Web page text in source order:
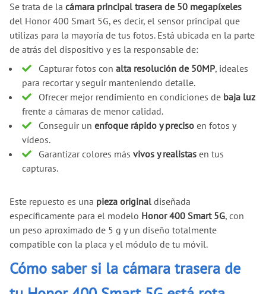
Se trata de la cámara principal trasera de 50 megapíxeles
del Honor 400 Smart 5G, es decir, el sensor principal que
utilizas para la mayoría de tus fotos. Está ubicada en la parte
de atrás del dispositivo y es la responsable de:
Capturar fotos con alta resolución de 50MP, ideales
para recortar y seguir manteniendo detalle.
Ofrecer mejor rendimiento en condiciones de baja luz
frente a cámaras de menor calidad.
Conseguir un enfoque rápido y precisoen fotos y
vídeos.
Garantizar colores más vivos y realistasen tus
capturas.
Este repuesto es una pieza original diseñada
específicamente para el modelo Honor 400 Smart 5G, con
un peso aproximado de 5 g y un diseño totalmente
compatible con la placa y el módulo de tu móvil.
Cómo saber si la cámara trasera de